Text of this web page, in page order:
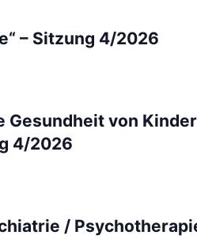
– Sitzung 4/2026
Gesundheit von
4/2026
/